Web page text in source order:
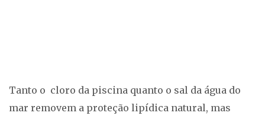
Tanto o cloro da piscina quanto o sal da água do
mar removem a proteção lipídica natural, mas